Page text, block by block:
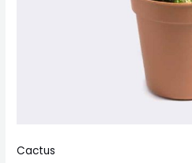
Cactus